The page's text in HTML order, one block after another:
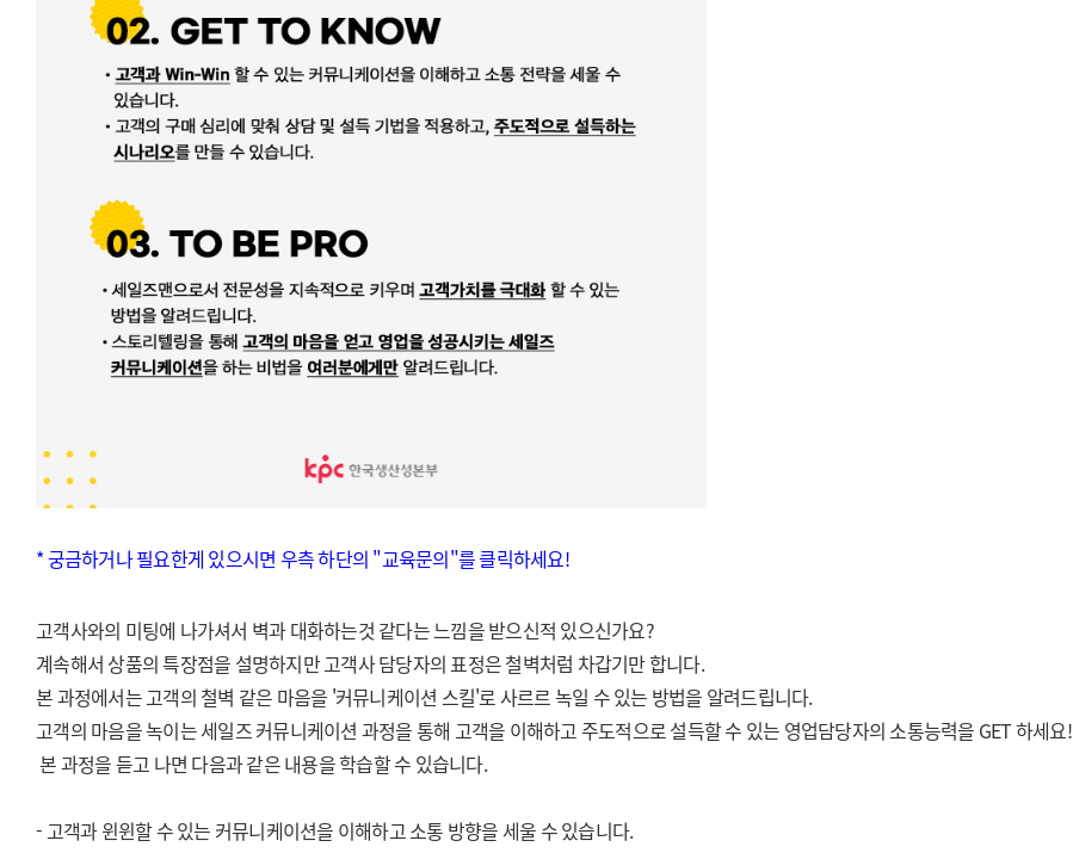
* 궁금하거나 필요한게 있으시면 우측 하단의 "교육문의"를 클릭하세요!
고객사와의 미팅에 나가셔서 벽과 대화하는것 같다는 느낌을 받으신적 있으신가요?
계속해서 상품의 특장점을 설명하지만 고객사 담당자의 표정은 철벽처럼 차갑기만 합니다.
본 과정에서는 고객의 철벽 같은 마음을 '커뮤니케이션 스킬'로 사르르 녹일 수 있는 방법을 알려드립니다.
고객의 마음을 녹이는 세일즈 커뮤니케이션 과정을 통해 고객을 이해하고 주도적으로 설득할 수 있는 영업담당자의 소통능력을 GET 하세요!
본 과정을 듣고 나면 다음과 같은 내용을 학습할 수 있습니다.
- 고객과 윈윈할 수 있는 커뮤니케이션을 이해하고 소통 방향을 세울 수 있습니다.